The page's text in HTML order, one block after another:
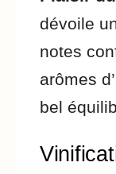
dévoile
notes
arômes
bel